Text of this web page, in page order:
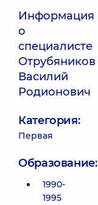
Информация
о
специалисте
Отрубяников
Василий
Родионович
Категория:
Первая
Образование:
1990-
1995